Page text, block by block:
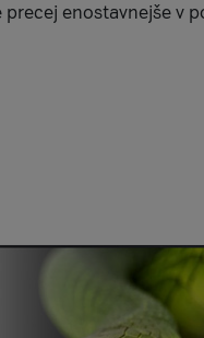
precej enostavnejše v